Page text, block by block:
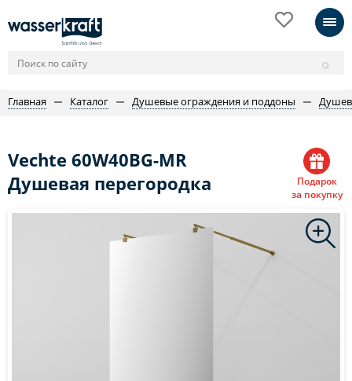
Главная Каталог Душевые ограждения и поддоны
Vechte 60W40BG-MR
Душевая перегородка
Подарок
за покупку